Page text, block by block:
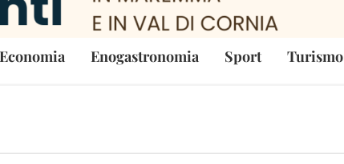
Economia Enogastronomia Sport Turismo